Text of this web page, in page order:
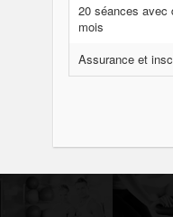
20 séances avec
mois
Assurance et